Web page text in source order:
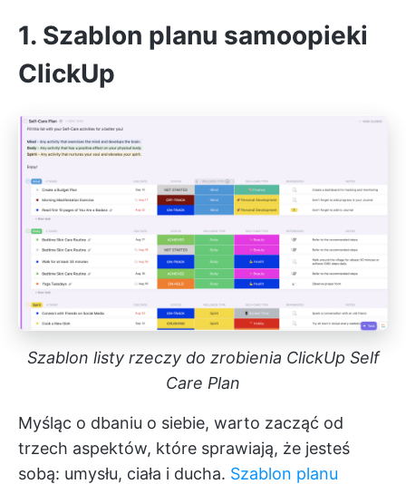
1. Szablon planu samoopieki
ClickUp
Szablon listy rzeczy do zrobienia ClickUp Self
Care Plan
Myśląc o dbaniu o siebie, warto zacząć od
trzech aspektów, które sprawiają, że jesteś
sobą: umysłu, ciała i ducha. Szablon planu